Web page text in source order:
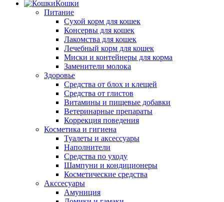
Кошки
Питание
Сухой корм для кошек
Консервы для кошек
Лакомства для кошек
Лечебный корм для кошек
Миски и контейнеры для корма
Заменители молока
Здоровье
Средства от блох и клещей
Средства от глистов
Витамины и пищевые добавки
Ветеринарные препараты
Коррекция поведения
Косметика и гигиена
Туалеты и аксессуары
Наполнители
Средства по уходу
Шампуни и кондиционеры
Косметические средства
Акссесуары
Амуниция